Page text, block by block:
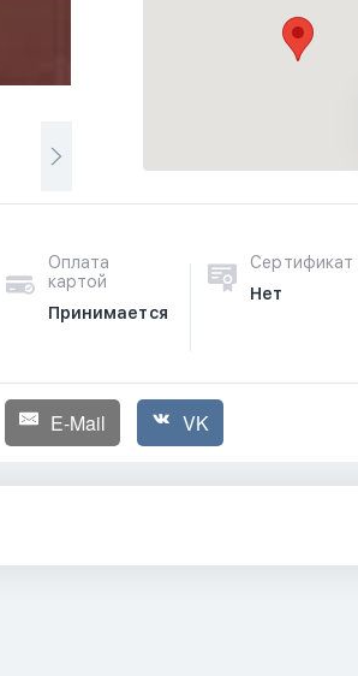
Оплата
картой
Принимается
Сертификат
Нет
E-Mail VK